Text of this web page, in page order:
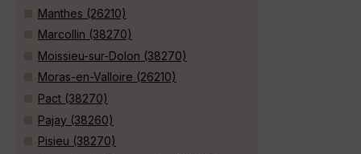
Manthes (26210)
Marcollin (38270)
Moissieu-sur-Dolon (38270)
Moras-en-Valloire (26210)
Pact (38270)
Pajay (38260)
Pisieu (38270)